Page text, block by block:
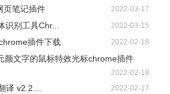
页笔记插件 2022-03-17
别工具Chr... 2022-03-15
插件下载 2022-02-18
颜文字的鼠标特效光标chrome插件
2022-02-18
译 v2.2.... 2022-02-17